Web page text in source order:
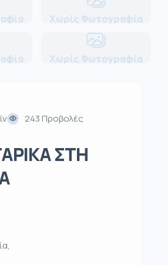
Χωρίς Φωτογραφία
Χωρίς Φωτογραφία
243 Προβολές
ΣΤΗ